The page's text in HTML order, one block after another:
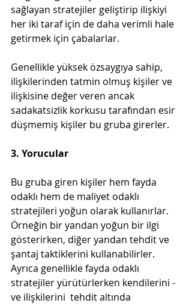
sağlayan stratejiler geliştirip ilişkiyi
her iki taraf için de daha verimli hale
getirmek için çabalarlar.
Genellikle yüksek özsaygıya sahip,
ilişkilerinden tatmin olmuş kişiler ve
ilişkisine değer veren ancak
sadakatsizlik korkusu tarafından esir
düşmemiş kişiler bu gruba girerler.
3. Yorucular
Bu gruba giren kişiler hem fayda
odaklı hem de maliyet odaklı
stratejileri yoğun olarak kullanırlar.
Örneğin bir yandan yoğun bir ilgi
gösterirken, diğer yandan tehdit ve
şantaj taktiklerini kullanabilirler.
Ayrıca genellikle fayda odaklı
stratejiler yürütürlerken kendilerini -
ve ilişkilerini  tehdit altında